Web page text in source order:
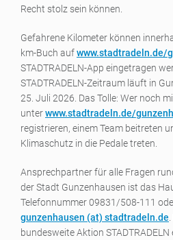
Recht stolz sein können.
Gefahrene Kilometer können
km-Buch aufwww.stadtradeln.de/
STADTRADELN-App eingetragen
STADTRADELN-Zeitraum läuft in
25. Juli 2026. Das Tolle: Wer noch
unterwww.stadtradeln.de/
registrieren, einem Team beitreten
Klimaschutz in die Pedale treten.
Ansprechpartner für alle Fragen
der Stadt Gunzenhausen ist das
Telefonnummer 09831/508-111
gunzenhausen (at) stadtradeln.de
bundesweite Aktion